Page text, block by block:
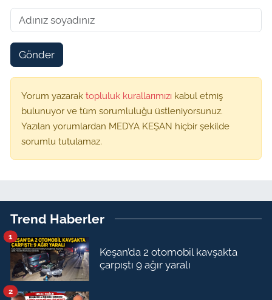
Gönder
Yorum yazarak topluluk kurallarımızı kabul etmiş
bulunuyor ve tüm sorumluluğu üstleniyorsunuz.
Yazılan yorumlardan MEDYA KEŞAN hiçbir şekilde
sorumlu tutulamaz.
Trend Haberler
Keşan’da 2 otomobil kavşakta
çarpıştı 9 ağır yaralı
1
2